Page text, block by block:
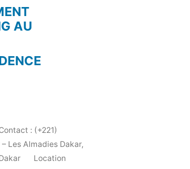
AU
: (+221)
Les Almadies Dakar,
Location